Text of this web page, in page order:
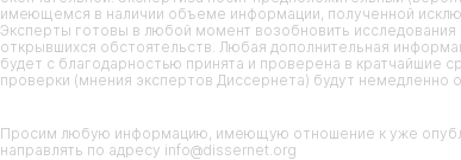
имеющемся в наличии объеме информации, полученной
Эксперты готовы в любой момент возобновить
открывшихся обстоятельств. Любая дополнительная
будет с благодарностью принята и проверена в кратчайшие
проверки (мнения экспертов Диссернета) будут немедленно
Просим любую информацию, имеющую отношение к уже
направлять по адресу info@dissernet.org